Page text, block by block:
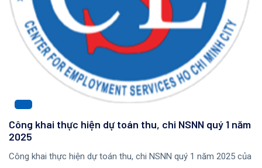
Công khai thực hiện dự toán thu, chi NSNN quý 1 năm
2025
Công khai thực hiện dự toán thu, chi NSNN quý 1 năm 2025 của